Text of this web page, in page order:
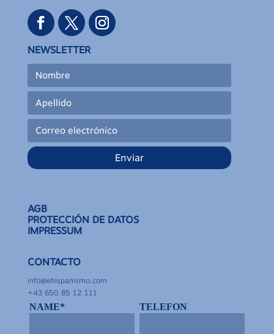
NEWSLETTER
Enviar
AGB
PROTECCIÓN DE DATOS
IMPRESSUM
CONTACTO
info@ehispanismo.com
+43 650 85 12 111
NAME* TELEFON